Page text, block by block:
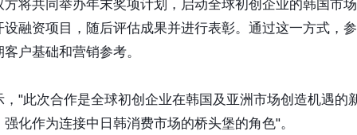
将共同举办年末奖项计划，启动全球初创企业的韩国市
融资项目，随后评估成果并进行表彰。通过这一方式，
户基础和营销参考。
"此次合作是全球初创企业在韩国及亚洲市场创造机遇的
化作为连接中日韩消费市场的桥头堡的角色"。